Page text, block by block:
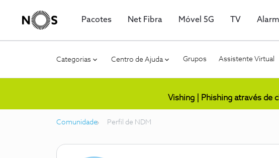
Pacotes Net Fibra Móvel 5G TV
Categorias Centro de Ajuda Grupos Assistente Virtual
Vishing | Phishing através de
Comunidade Perfil de NDM